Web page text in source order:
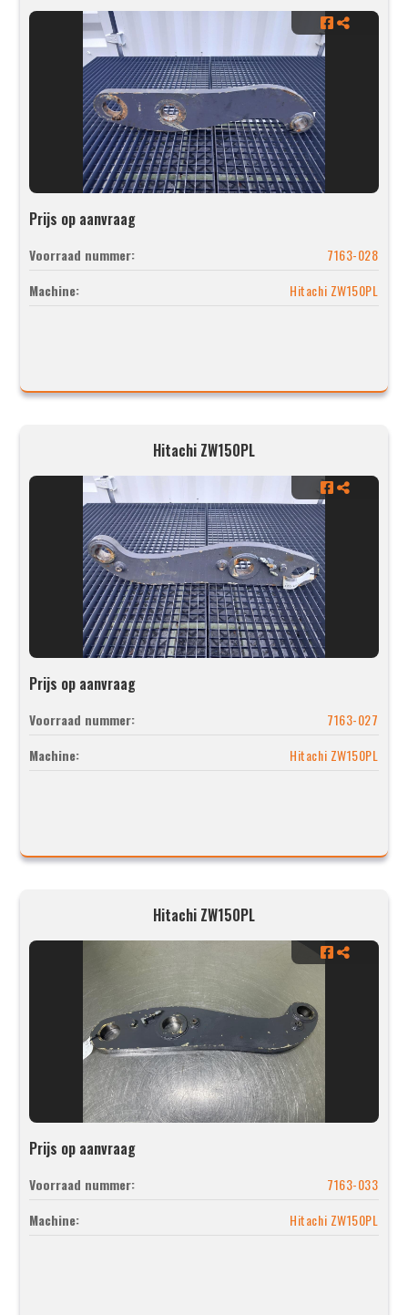
Prijs op aanvraag
Voorraad nummer:
7163-028
Machine:
Hitachi ZW150PL
Hitachi ZW150PL
Prijs op aanvraag
Voorraad nummer:
7163-027
Machine:
Hitachi ZW150PL
Hitachi ZW150PL
Prijs op aanvraag
Voorraad nummer:
7163-033
Machine:
Hitachi ZW150PL